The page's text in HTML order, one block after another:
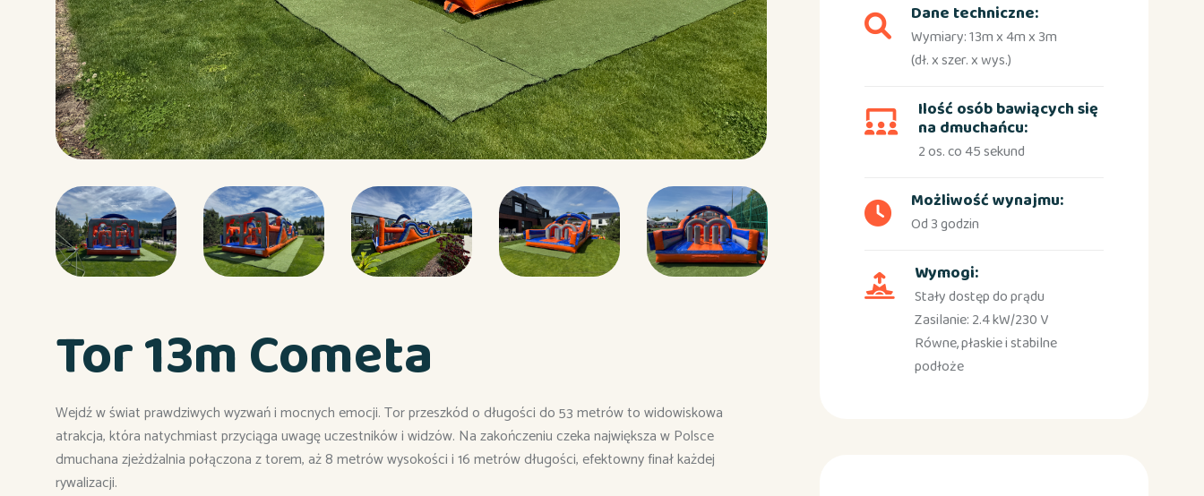
Tor 13m Cometa
Wejdź w świat prawdziwych wyzwań i mocnych emocji. Tor przeszkód o długości do 53 metrów to widowiskowa
atrakcja, która natychmiast przyciąga uwagę uczestników i widzów. Na zakończeniu czeka największa w Polsce
dmuchana zjeżdżalnia połączona z torem, aż 8 metrów wysokości i 16 metrów długości, efektowny finał każdej
rywalizacji.
Dane techniczne:
Wymiary: 13m x 4m x 3m
(dł. x szer. x wys.)
Ilość osób bawiących się
na dmuchańcu:
2 os. co 45 sekund
Możliwość wynajmu:
Od 3 godzin
Wymogi:
Stały dostęp do prądu
Zasilanie: 2.4 kW/230 V
Równe, płaskie i stabilne
podłoże